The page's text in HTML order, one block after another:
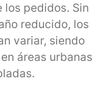
los pedidos. Sin
reducido, los
variar, siendo
áreas urbanas